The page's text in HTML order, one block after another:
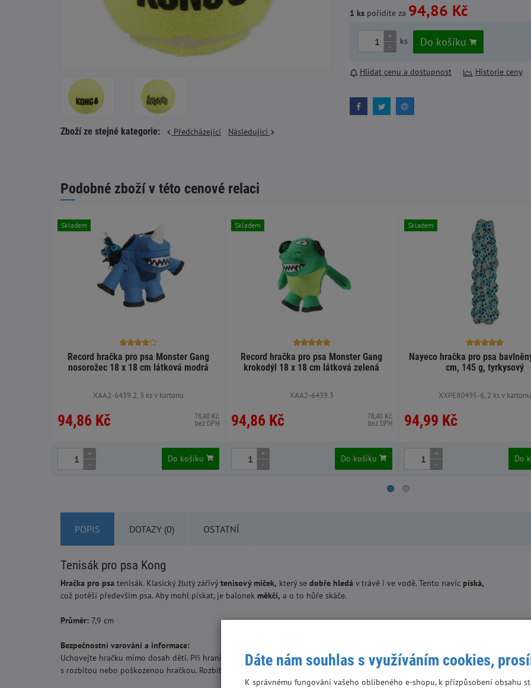
Zboží ze stejné kategorie: Předcházející Následující
1 kspořídíte za 94,86 Kč
+
-
ks Do košíku
Hlídat cenu a dostupnost Historie ceny
Podobné zboží v této cenové relaci
Record hračka pro psa Monster Gang
nosorožec 18 x 18 cm látková modrá
XAA2-6439.2, 3 ks v kartonu
94,86 Kč
78,40 Kč
bez DPH
Skladem
+
-
Do košíku
Record hračka pro psa Monster Gang
krokodýl 18 x 18 cm látková zelená
XAA2-6439.3
94,86 Kč
78,40 Kč
bez DPH
Skladem
+
-
Do košíku
Nayeco hračka pro psa
cm, 145 g, tyrkysový
XXPE80495-6, 2 ks v kartonu
94,99 Kč
Skladem
+
-
Do
POPIS DOTAZY (0) OSTATNÍ
Tenisák pro psa Kong
Hračka pro psa tenisák. Klasický žlutý zářivý tenisový míček, který se dobře hledá v trávě i ve vodě. Tento navíc píská,
což potěší především psa. Aby mohl pískat, je balonek měkčí, a o to hůře skáče.
Průměr: 7,9 cm
Bezpečnostní varování a informace:
Uchovejte hračku mimo dosah dětí. Při hraní s hračkami mějte svého mazlíčka pod dohledem a nedovolte mu, aby si hrál
s rozbitou nebo poškozenou hračkou. Rozbité nebo poškozené hračky vyhoďte/vyměňte. Před použitím sejměte obal.
Dáte nám souhlas s využíváním cookies,
K správnému fungování vašeho oblíbeného e-shopu, k přizpůsobení obsahu